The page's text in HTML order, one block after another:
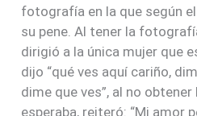
fotografía en la que según
su pene. Al tener la
dirigió a la única mujer que
dijo “qué ves aquí cariño,
dime que ves”, al no
esperaba, reiteró: “Mi amor